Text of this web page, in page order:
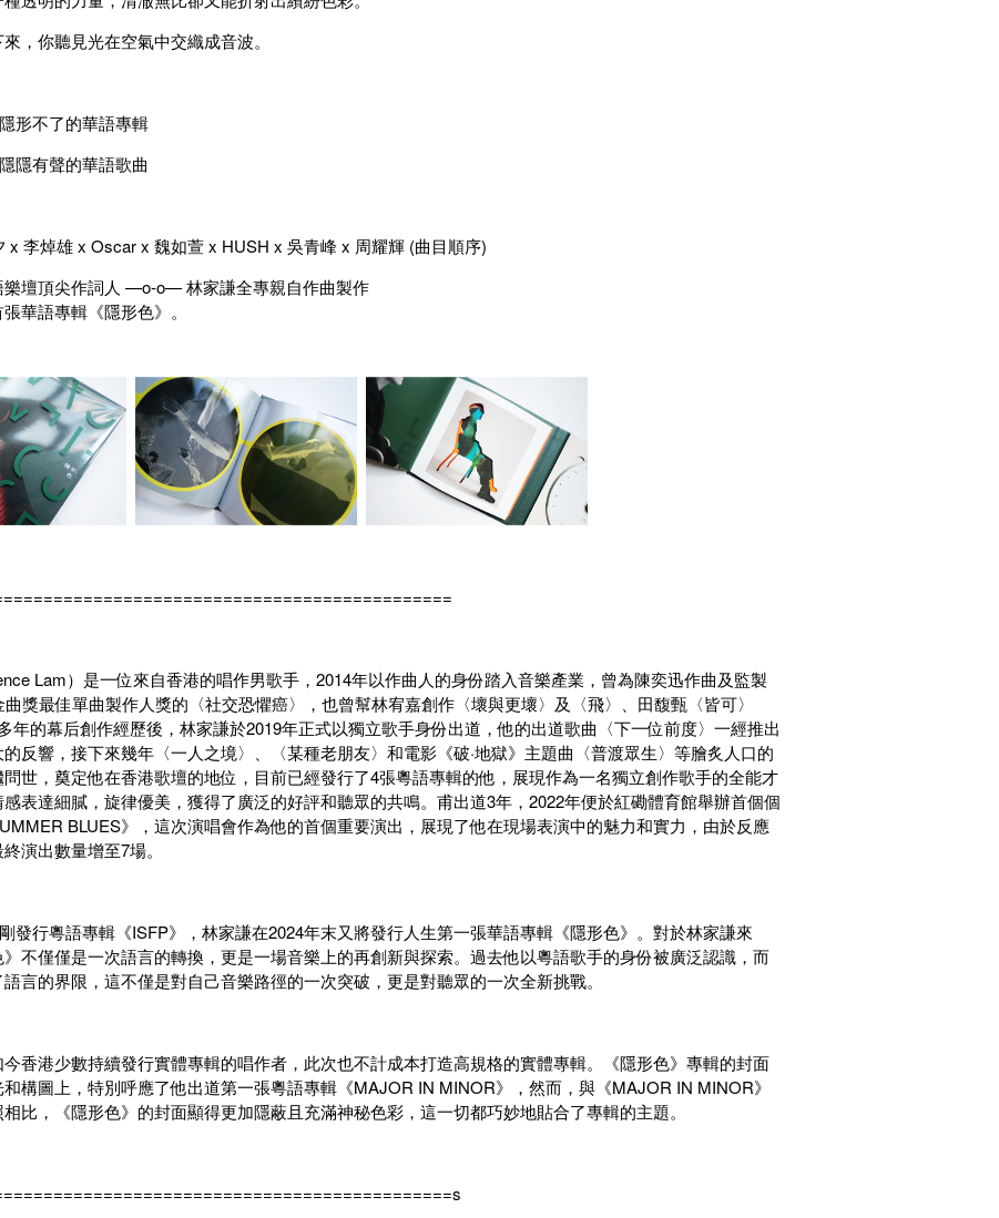
，你聽見光在空氣中交織成音波。
形不了的華語專輯
隱有聲的華語歌曲
x 李焯雄 x Oscar x 魏如萱 x HUSH x 吳青峰 x 周耀輝 (曲目順序)
樂壇頂尖作詞人 —o-o— 林家謙全專親自作曲製作
華語專輯《隱形色》。
Lam）是一位來自香港的唱作男歌手，2014年以作曲人的身份踏入音樂產業，曾為陳奕迅作曲及監製
曲獎最佳單曲製作人獎的〈社交恐懼癌〉，也曾幫林宥嘉創作〈壞與更壞〉及〈飛〉、田馥甄〈皆可〉
的幕后創作經歷後，林家謙於2019年正式以獨立歌手身份出道，他的出道歌曲〈下一位前度〉一經推出
反響，接下來幾年〈一人之境〉、〈某種老朋友〉和電影《破·地獄》主題曲〈普渡眾生〉等膾炙人口的
世，奠定他在香港歌壇的地位，目前已經發行了4張粵語專輯的他，展現作為一名獨立創作歌手的全能才
表達細膩，旋律優美，獲得了廣泛的好評和聽眾的共鳴。甫出道3年，2022年便於紅磡體育館舉辦首個個
BLUES》，這次演唱會作為他的首個重要演出，展現了他在現場表演中的魅力和實力，由於反應
演出數量增至7場。
發行粵語專輯《ISFP》，林家謙在2024年末又將發行人生第一張華語專輯《隱形色》。對於林家謙來
不僅僅是一次語言的轉換，更是一場音樂上的再創新與探索。過去他以粵語歌手的身份被廣泛認識，而
言的界限，這不僅是對自己音樂路徑的一次突破，更是對聽眾的一次全新挑戰。
香港少數持續發行實體專輯的唱作者，此次也不計成本打造高規格的實體專輯。《隱形色》專輯的封面
構圖上，特別呼應了他出道第一張粵語專輯《MAJOR IN MINOR》，然而，與《MAJOR IN MINOR》
比，《隱形色》的封面顯得更加隱蔽且充滿神秘色彩，這一切都巧妙地貼合了專輯的主題。